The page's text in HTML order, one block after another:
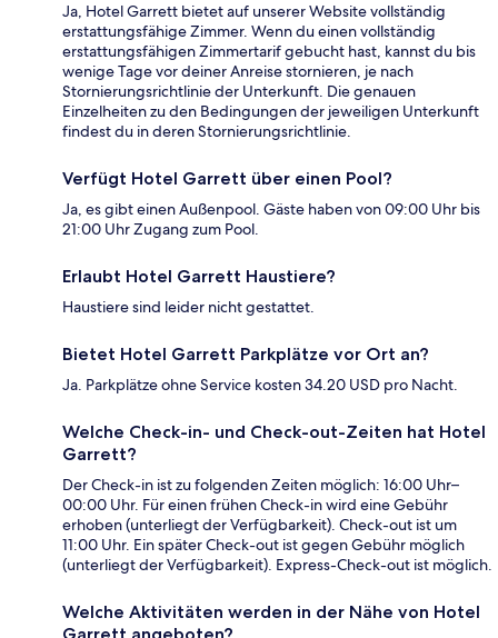
Ja, Hotel Garrett bietet auf unserer Website vollständig
erstattungsfähige Zimmer. Wenn du einen vollständig
erstattungsfähigen Zimmertarif gebucht hast, kannst du bis
wenige Tage vor deiner Anreise stornieren, je nach
Stornierungsrichtlinie der Unterkunft. Die genauen
Einzelheiten zu den Bedingungen der jeweiligen Unterkunft
findest du in deren Stornierungsrichtlinie.
Verfügt Hotel Garrett über einen Pool?
Ja, es gibt einen Außenpool. Gäste haben von 09:00 Uhr bis
21:00 Uhr Zugang zum Pool.
Erlaubt Hotel Garrett Haustiere?
Haustiere sind leider nicht gestattet.
Bietet Hotel Garrett Parkplätze vor Ort an?
Ja. Parkplätze ohne Service kosten 34.20 USD pro Nacht.
Welche Check-in- und Check-out-Zeiten hat Hotel
Garrett?
Der Check-in ist zu folgenden Zeiten möglich: 16:00 Uhr–
00:00 Uhr. Für einen frühen Check-in wird eine Gebühr
erhoben (unterliegt der Verfügbarkeit). Check-out ist um
11:00 Uhr. Ein später Check-out ist gegen Gebühr möglich
(unterliegt der Verfügbarkeit). Express-Check-out ist möglich.
Welche Aktivitäten werden in der Nähe von Hotel